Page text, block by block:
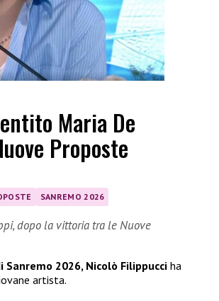
Maria De
Proposte
SANREMO 2026
dopo la vittoria tra le Nuove
Sanremo 2026, Nicolò Filippucciha
artista.